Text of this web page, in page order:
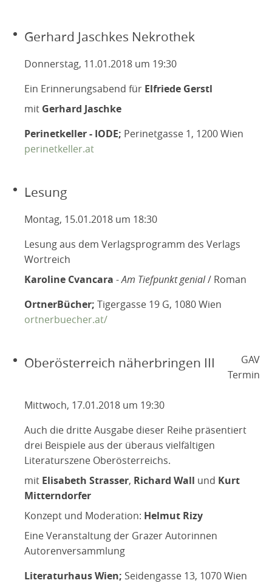
Gerhard Jaschkes Nekrothek
Donnerstag, 11.01.2018 um 19:30
Ein Erinnerungsabend für Elfriede Gerstl
mit Gerhard Jaschke
Perinetkeller - IODE; Perinetgasse 1, 1200 Wien
perinetkeller.at
Lesung
Montag, 15.01.2018 um 18:30
Lesung aus dem Verlagsprogramm des Verlags
Wortreich
Karoline Cvancara -Am Tiefpunkt genial/ Roman
OrtnerBücher; Tigergasse 19 G, 1080 Wien
ortnerbuecher.at/
Oberösterreich näherbringen III
GAV
Termin
Mittwoch, 17.01.2018 um 19:30
Auch die dritte Ausgabe dieser Reihe präsentiert
drei Beispiele aus der überaus vielfältigen
Literaturszene Oberösterreichs.
mit Elisabeth Strasser, Richard Wall und Kurt
Mitterndorfer
Konzept und Moderation: Helmut Rizy
Eine Veranstaltung der Grazer Autorinnen
Autorenversammlung
Literaturhaus Wien; Seidengasse 13, 1070 Wien